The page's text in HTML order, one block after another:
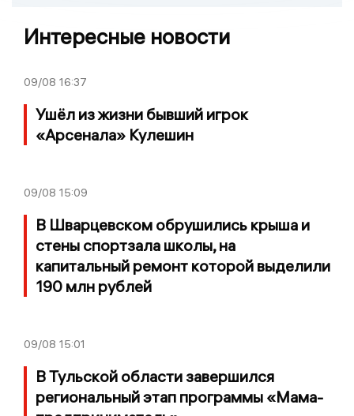
Интересные новости
09/08 16:37
Ушёл из жизни бывший игрок
«Арсенала» Кулешин
09/08 15:09
В Шварцевском обрушились крыша и
стены спортзала школы, на
капитальный ремонт которой выделили
190 млн рублей
09/08 15:01
В Тульской области завершился
региональный этап программы «Мама-